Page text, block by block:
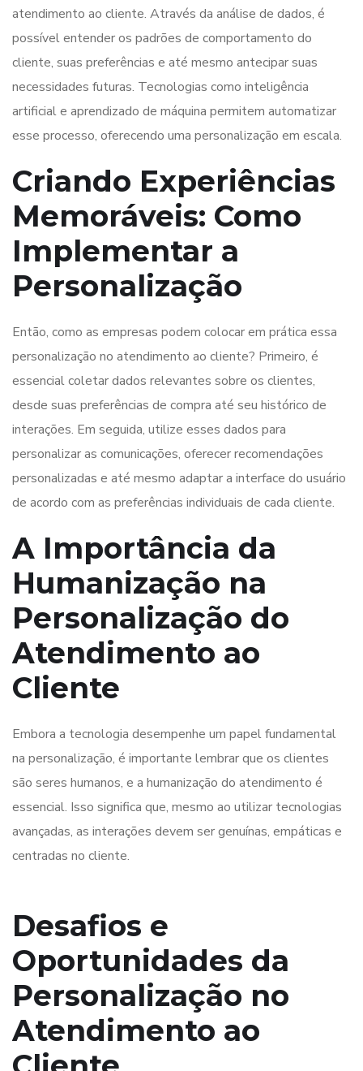
atendimento ao cliente. Através da análise de dados, é
possível entender os padrões de comportamento do
cliente, suas preferências e até mesmo antecipar suas
necessidades futuras. Tecnologias como inteligência
artificial e aprendizado de máquina permitem automatizar
esse processo, oferecendo uma personalização em escala.
Criando Experiências
Memoráveis: Como
Implementar a
Personalização
Então, como as empresas podem colocar em prática essa
personalização no atendimento ao cliente? Primeiro, é
essencial coletar dados relevantes sobre os clientes,
desde suas preferências de compra até seu histórico de
interações. Em seguida, utilize esses dados para
personalizar as comunicações, oferecer recomendações
personalizadas e até mesmo adaptar a interface do usuário
de acordo com as preferências individuais de cada cliente.
A Importância da
Humanização na
Personalização do
Atendimento ao
Cliente
Embora a tecnologia desempenhe um papel fundamental
na personalização, é importante lembrar que os clientes
são seres humanos, e a humanização do atendimento é
essencial. Isso significa que, mesmo ao utilizar tecnologias
avançadas, as interações devem ser genuínas, empáticas e
centradas no cliente.
Desafios e
Oportunidades da
Personalização no
Atendimento ao